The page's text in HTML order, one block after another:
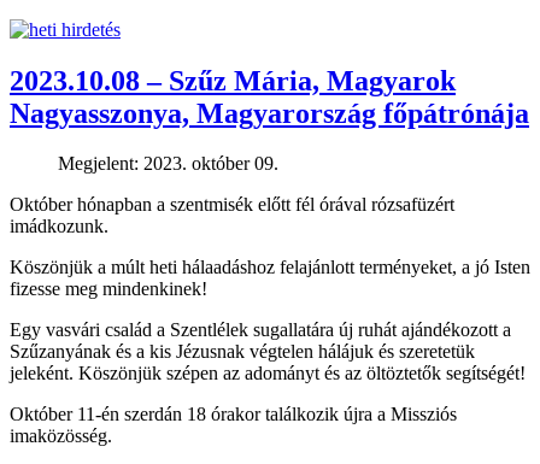
2023.10.08 – Szűz Mária, Magyarok
Nagyasszonya, Magyarország főpátrónája
Megjelent: 2023. október 09.
Október hónapban a szentmisék előtt fél órával rózsafüzért
imádkozunk.
Köszönjük a múlt heti hálaadáshoz felajánlott terményeket, a jó Isten
fizesse meg mindenkinek!
Egy vasvári család a Szentlélek sugallatára új ruhát ajándékozott a
Szűzanyának és a kis Jézusnak végtelen hálájuk és szeretetük
jeleként. Köszönjük szépen az adományt és az öltöztetők segítségét!
Október 11-én szerdán 18 órakor találkozik újra a Missziós
imaközösség.